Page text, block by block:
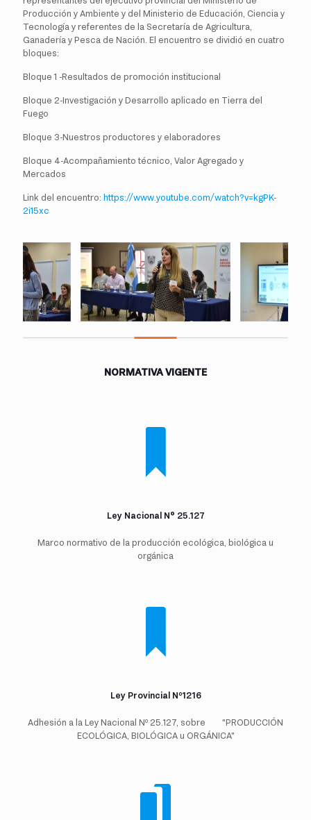
Producción y Ambiente y del Ministerio de Educación, Ciencia y
Tecnología y referentes de la Secretaría de Agricultura,
Ganadería y Pesca de Nación. El encuentro se dividió en cuatro
bloques:
Bloque 1 -Resultados de promoción institucional
Bloque 2-Investigación y Desarrollo aplicado en Tierra del
Fuego
Bloque 3-Nuestros productores y elaboradores
Bloque 4-Acompañamiento técnico, Valor Agregado y
Mercados
Link del encuentro: https://www.youtube.com/watch?v=kgPK-
2i15xc
NORMATIVA VIGENTE
Ley Nacional N° 25.127
Marco normativo de la producción ecológica, biológica u
orgánica
Ley Provincial Nº1216
Adhesión a la Ley Nacional Nº 25.127, sobre "PRODUCCIÓN
ECOLÓGICA, BIOLÓGICA u ORGÁNICA"